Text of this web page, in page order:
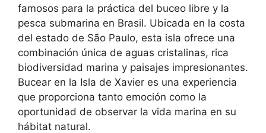
famosos para la práctica del buceo libre y la
pesca submarina en Brasil. Ubicada en la costa
del estado de São Paulo, esta isla ofrece una
combinación única de aguas cristalinas, rica
biodiversidad marina y paisajes impresionantes.
Bucear en la Isla de Xavier es una experiencia
que proporciona tanto emoción como la
oportunidad de observar la vida marina en su
hábitat natural.